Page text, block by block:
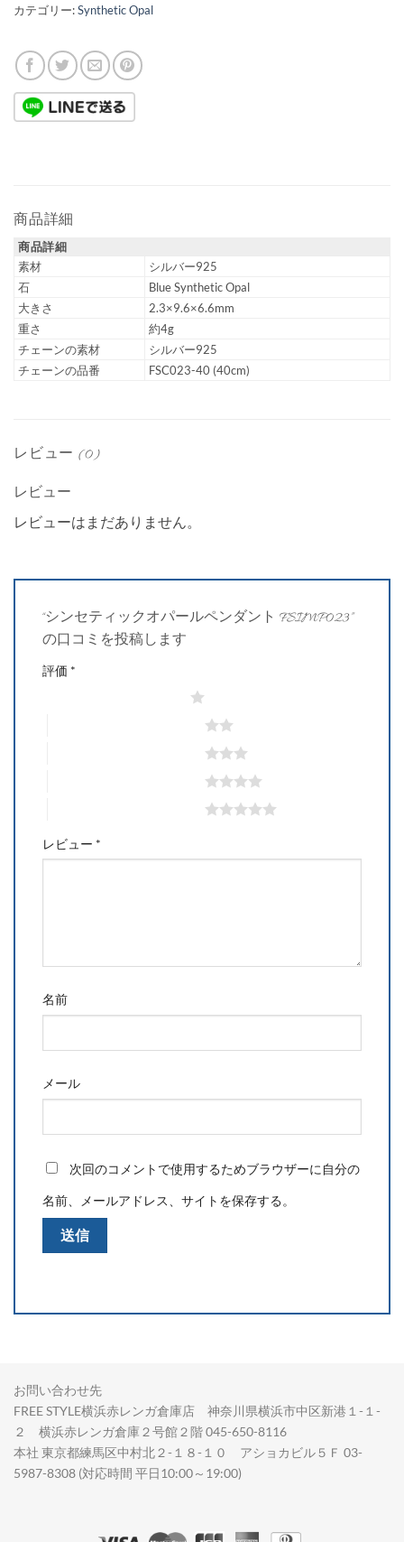
カテゴリー:Synthetic Opal
商品詳細
商品詳細
素材
シルバー925
石
Blue Synthetic Opal
大きさ
2.3×9.6×6.6mm
重さ
約4g
チェーンの素材
シルバー925
チェーンの品番
FSC023-40 (40cm)
レビュー (0)
レビュー
レビューはまだありません。
“シンセティックオパールペンダント FSIMP023”
の口コミを投稿します
評価 *
レビュー *
名前
メール
次回のコメントで使用するためブラウザーに自分の
名前、メールアドレス、サイトを保存する。
お問い合わせ先
FREE STYLE横浜赤レンガ倉庫店 神奈川県横浜市中区新港１-１-
２ 横浜赤レンガ倉庫２号館２階 045-650-8116
本社 東京都練馬区中村北２-１８-１０ アショカビル５Ｆ 03-
5987-8308 (対応時間 平日10:00～19:00)